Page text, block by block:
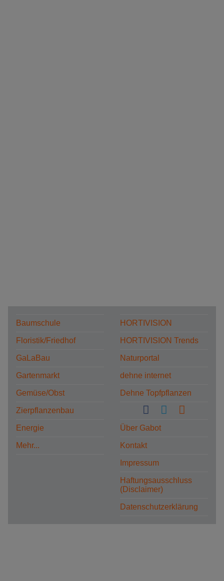
Baumschule
Floristik/Friedhof
GaLaBau
Gartenmarkt
Gemüse/Obst
Zierpflanzenbau
Energie
Mehr...
HORTIVISION
HORTIVISION Trends
Naturportal
dehne internet
Dehne Topfpflanzen
Über Gabot
Kontakt
Impressum
Haftungsausschluss
(Disclaimer)
Datenschutzerklärung